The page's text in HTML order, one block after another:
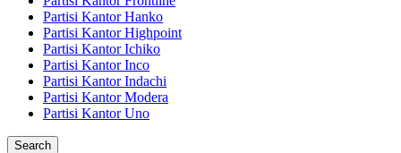
Partisi Kantor Hanko
Partisi Kantor Highpoint
Partisi Kantor Ichiko
Partisi Kantor Inco
Partisi Kantor Indachi
Partisi Kantor Modera
Partisi Kantor Uno
Search